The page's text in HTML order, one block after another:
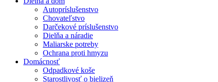
Autopríslušenstvo
Chovateľstvo
Darčekové príslušenstvo
Dielňa a náradie
Maliarske potreby
Ochrana proti hmyzu
Domácnosť
Odpadkové koše
Starostlivosť o bielizeň